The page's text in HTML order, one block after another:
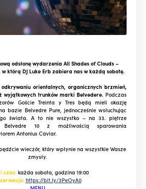
odsłonę wydarzenia All Shades of Clouds –
którą DJ Luke Erb zabiera nas w każdą sobotę.
orientalnych, organicznych brzmień,
wyjątkowych trunków marki Belvedere. Podczas
Goście Treinta y Tres będą mieli okazję
bazie Belvedre Pure, jednocześnie wsłuchując
świata. A to nie wszystko – na 33. piętrze
Belvedre 10 z możliwością sparowania
Antonius Caviar.
wieczór, który wpłynie na wszystkie Wasze
zmysły.
czas: każda sobota, godzina 19:00
https://bit.ly/3PeOyA0